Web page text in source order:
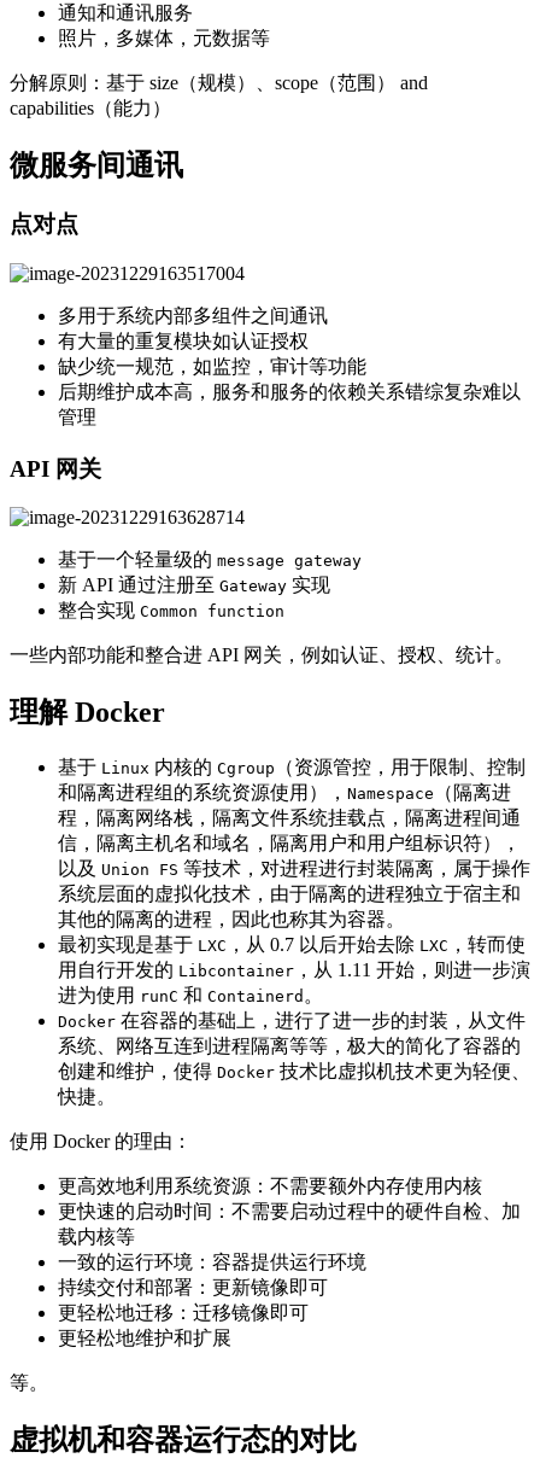
通知和通讯服务
照片，多媒体，元数据等
分解原则：基于 size（规模）、scope（范围） and
capabilities（能力）
微服务间通讯
点对点
多用于系统内部多组件之间通讯
有大量的重复模块如认证授权
缺少统一规范，如监控，审计等功能
后期维护成本高，服务和服务的依赖关系错综复杂难以
管理
API 网关
基于一个轻量级的 message gateway
新 API 通过注册至 Gateway 实现
整合实现 Common function
一些内部功能和整合进 API 网关，例如认证、授权、统计。
理解 Docker
基于 Linux 内核的 Cgroup
（资源管控，用于限制、控制
和隔离进程组的系统资源使用）， Namespace
（隔离进
程，隔离网络栈，隔离文件系统挂载点，隔离进程间通
信，隔离主机名和域名，隔离用户和用户组标识符），
以及 Union FS 等技术，对进程进行封装隔离，属于操作
系统层面的虚拟化技术，由于隔离的进程独立于宿主和
其他的隔离的进程，因此也称其为容器。
最初实现是基于 LXC ，从 0.7 以后开始去除 LXC ，转而使
用自行开发的 Libcontainer ，从 1.11 开始，则进一步演
进为使用 runC 和 Containerd 。
Docker 在容器的基础上，进行了进一步的封装，从文件
系统、网络互连到进程隔离等等，极大的简化了容器的
创建和维护，使得 Docker 技术比虚拟机技术更为轻便、
快捷。
使用 Docker 的理由：
更高效地利用系统资源：不需要额外内存使用内核
更快速的启动时间：不需要启动过程中的硬件自检、加
载内核等
一致的运行环境：容器提供运行环境
持续交付和部署：更新镜像即可
更轻松地迁移：迁移镜像即可
更轻松地维护和扩展
等。
虚拟机和容器运行态的对比